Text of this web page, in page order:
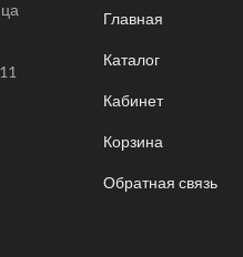
Главная
Каталог
Кабинет
Корзина
Обратная связь